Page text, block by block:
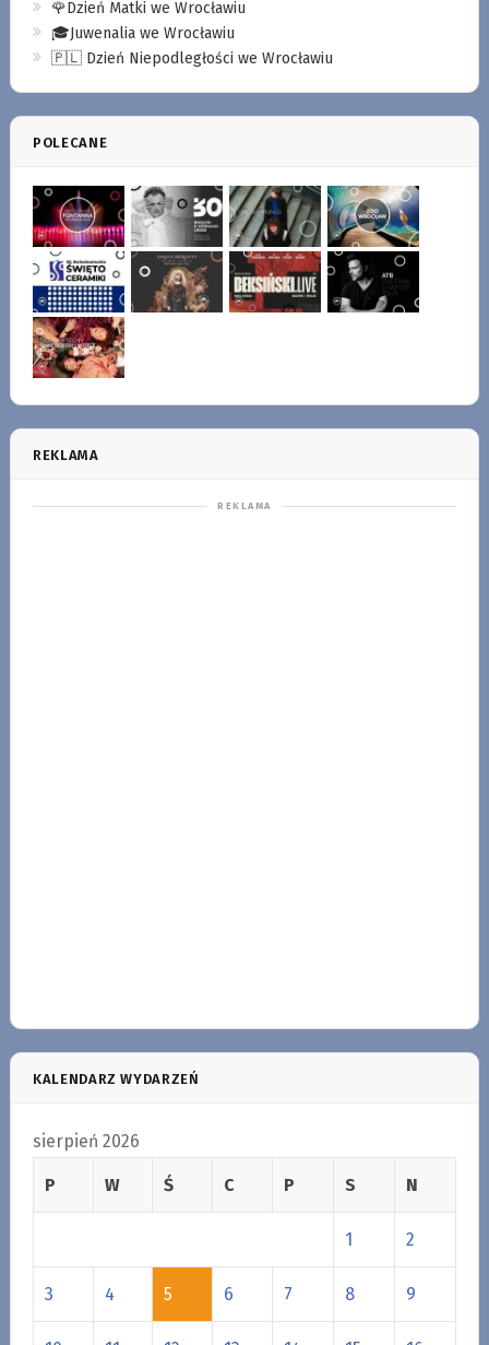
🌹Dzień Matki we Wrocławiu
🎓Juwenalia we Wrocławiu
🇵🇱 Dzień Niepodległości we Wrocławiu
POLECANE
REKLAMA
KALENDARZ WYDARZEŃ
sierpień 2026
P W Ś C P S N
1 2
3 4 5 6 7 8 9